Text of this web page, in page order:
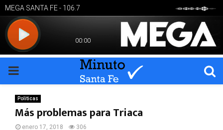
PRIMARY
MENU
Politicas
Más problemas para Triaca
enero 17, 2018 306